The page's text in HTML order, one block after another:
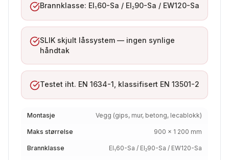
Brannklasse: EI₁60-Sa / EI₂90-Sa / EW120-Sa
SLIK skjult låssystem — ingen synlige
håndtak
Testet iht. EN 1634-1, klassifisert EN 13501-2
Montasje Vegg (gips, mur, betong, lecablokk)
Maks størrelse 900 × 1 200 mm
Brannklasse EI₁60-Sa / EI₂90-Sa / EW120-Sa